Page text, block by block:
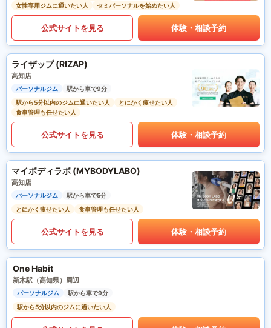
女性専用ジムに通いたい人
セミパーソナルを始めたい人
公式サイトを見る 体験・相談予約
ライザップ (RIZAP)
高知店
パーソナルジム
駅から車で9分
駅から5分以内のジムに通いたい人
とにかく痩せたい人
食事管理も任せたい人
公式サイトを見る 体験・相談予約
マイボディラボ (MYBODYLABO)
高知店
パーソナルジム
駅から車で5分
とにかく痩せたい人
食事管理も任せたい人
公式サイトを見る 体験・相談予約
One Habit
新木駅（高知県）周辺
パーソナルジム
駅から車で9分
駅から5分以内のジムに通いたい人